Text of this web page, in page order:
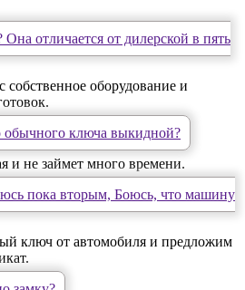
отличается от дилерской в пять
оборудование и
обычного ключа выкидной?
и не займет много времени.
пока вторым, Боюсь, что машину
ключ от автомобиля и предложим